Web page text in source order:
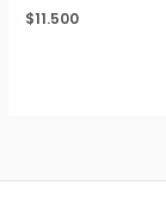
$11.500